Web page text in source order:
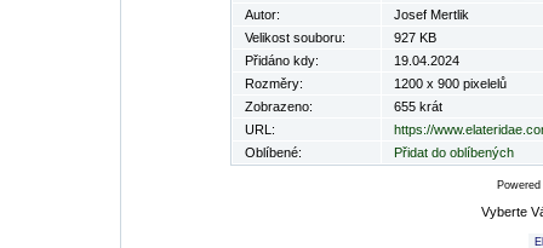
Autor:
Josef Mertlik
Velikost souboru:
927 KB
Přidáno kdy:
19.04.2024
Rozměry:
1200 x 900 pixelelů
Zobrazeno:
655 krát
URL:
https://
Oblíbené:
Přidat do oblíbených
Vyberte